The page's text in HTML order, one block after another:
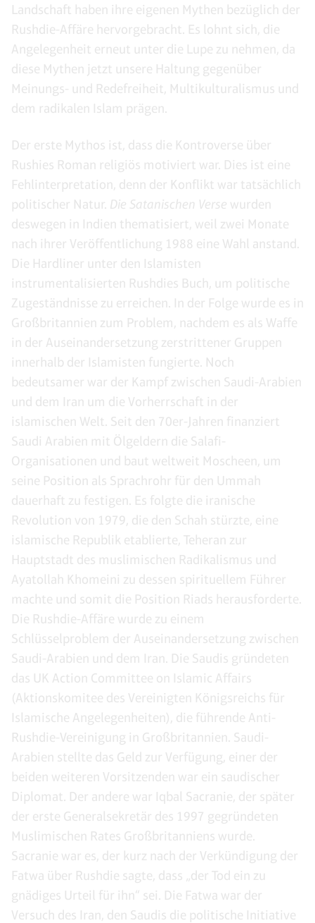
Landschaft haben ihre eigenen Mythen bezüglich der
Rushdie-Affäre hervorgebracht. Es lohnt sich, die
Angelegenheit erneut unter die Lupe zu nehmen, da
diese Mythen jetzt unsere Haltung gegenüber
Meinungs- und Redefreiheit, Multikulturalismus und
dem radikalen Islam prägen.
Der erste Mythos ist, dass die Kontroverse über
Rushies Roman religiös motiviert war. Dies ist eine
Fehlinterpretation, denn der Konflikt war tatsächlich
politischer Natur. Die Satanischen Verse wurden
deswegen in Indien thematisiert, weil zwei Monate
nach ihrer Veröffentlichung 1988 eine Wahl anstand.
Die Hardliner unter den Islamisten
instrumentalisierten Rushdies Buch, um politische
Zugeständnisse zu erreichen. In der Folge wurde es in
Großbritannien zum Problem, nachdem es als Waffe
in der Auseinandersetzung zerstrittener Gruppen
innerhalb der Islamisten fungierte. Noch
bedeutsamer war der Kampf zwischen Saudi-Arabien
und dem Iran um die Vorherrschaft in der
islamischen Welt. Seit den 70er-Jahren finanziert
Saudi Arabien mit Ölgeldern die Salafi-
Organisationen und baut weltweit Moscheen, um
seine Position als Sprachrohr für den Ummah
dauerhaft zu festigen. Es folgte die iranische
Revolution von 1979, die den Schah stürzte, eine
islamische Republik etablierte, Teheran zur
Hauptstadt des muslimischen Radikalismus und
Ayatollah Khomeini zu dessen spirituellem Führer
machte und somit die Position Riads herausforderte.
Die Rushdie-Affäre wurde zu einem
Schlüsselproblem der Auseinandersetzung zwischen
Saudi-Arabien und dem Iran. Die Saudis gründeten
das UK Action Committee on Islamic Affairs
(Aktionskomitee des Vereinigten Königsreichs für
Islamische Angelegenheiten), die führende Anti-
Rushdie-Vereinigung in Großbritannien. Saudi-
Arabien stellte das Geld zur Verfügung, einer der
beiden weiteren Vorsitzenden war ein saudischer
Diplomat. Der andere war Iqbal Sacranie, der später
der erste Generalsekretär des 1997 gegründeten
Muslimischen Rates Großbritanniens wurde.
Sacranie war es, der kurz nach der Verkündigung der
Fatwa über Rushdie sagte, dass „der Tod ein zu
gnädiges Urteil für ihn“ sei. Die Fatwa war der
Versuch des Iran, den Saudis die politische Initiative